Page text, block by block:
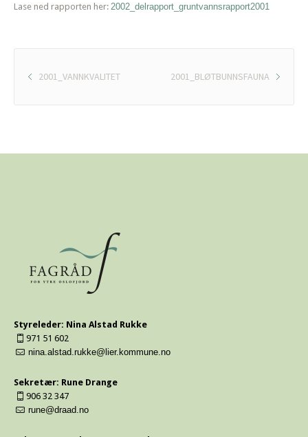
Lase ned rapporten her: 2002_delrapport_gruntvannsrapport2001
2001_BLØTBUNNSFAUNA
2001_VANNKVALITET
Styreleder: Nina Alstad Rukke
971 51 602
nina.alstad.rukke@lier.kommune.no
Sekretær: Rune Drange
906 32 347
rune@draad.no